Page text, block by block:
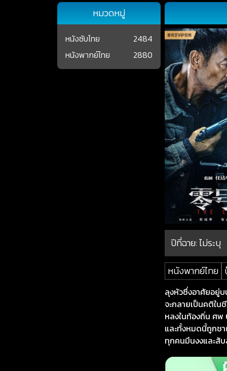
ปีที่ฉาย:ไม่ระบุ
หนังพากย์ไทย
ลุงหัวซึ่งอาศัยอยู่บ
จะกลายเป็นคติใน
หลงในท้องถิ่น ศพ
และทั้งหมดนี้ถูกช
ทุกคนมึนงงและสั
หมวดหมู่
หนังซับไทย
2484
หนังพากย์ไทย
2880